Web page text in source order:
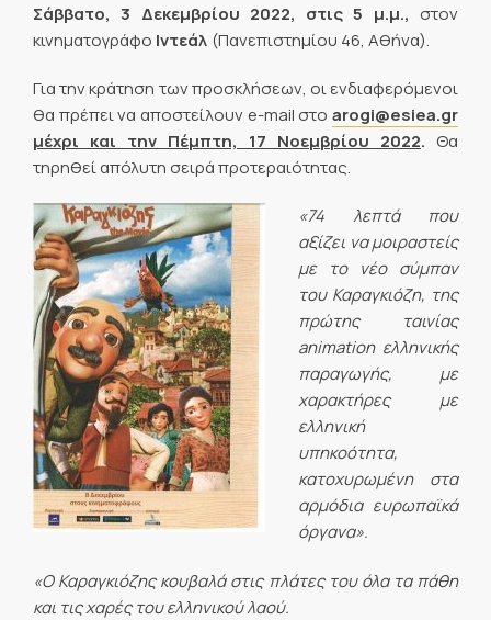
Σάββατο, 3 Δεκεμβρίου 2022, στις 5 μ.μ., στον
κινηματογράφο Ιντεάλ (Πανεπιστημίου 46, Αθήνα).
Για την κράτηση των προσκλήσεων, οι ενδιαφερόμενοι
θα πρέπει να αποστείλουν e-mail στο arogi@esiea.gr
μέχρι και την Πέμπτη, 17 Νοεμβρίου 2022. Θα
τηρηθεί απόλυτη σειρά προτεραιότητας.
«74 λεπτά που
αξίζει να μοιραστείς
με το νέο σύμπαν
του Καραγκιόζη, της
πρώτης ταινίας
animation ελληνικής
παραγωγής, με
χαρακτήρες με
ελληνική
υπηκοότητα,
κατοχυρωμένη στα
αρμόδια ευρωπαϊκά
όργανα».
«Ο Καραγκιόζης κουβαλά στις πλάτες του όλα τα πάθη
και τις χαρές του ελληνικού λαού.